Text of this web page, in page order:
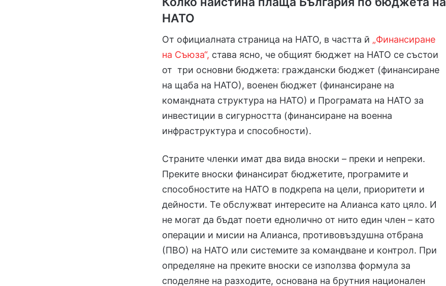
НАТО
От официалната страница на НАТО, в частта й „Финансиране
на Съюза“, става ясно, че общият бюджет на НАТО се състои
от три основни бюджета: граждански бюджет (финансиране
на щаба на НАТО), военен бюджет (финансиране на
командната структура на НАТО) и Програмата на НАТО за
инвестиции в сигурността (финансиране на военна
инфраструктура и способности).
Страните членки имат два вида вноски – преки и непреки.
Преките вноски финансират бюджетите, програмите и
способностите на НАТО в подкрепа на цели, приоритети и
дейности. Те обслужват интересите на Алианса като цяло. И
не могат да бъдат поети еднолично от нито един член – като
операции и мисии на Алианса, противовъздушна отбрана
(ПВО) на НАТО или системите за командване и контрол. При
определяне на преките вноски се използва формула за
споделяне на разходите, основана на брутния национален